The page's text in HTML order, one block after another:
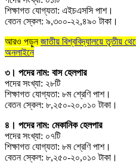
শিক্ষাগত যোগ্যতা: এইচএসসি পাশ।
বেতন স্কেল: ৯,৩০০-২২,৪৯০ টাকা।
আরও পড়ুনজাতীয় বিশ্ববিদ্যালয়ে তৃতীয়
অনলাইনে
৩। পদের নাম: বাস হেলপার
পদের সংখ্যা: ২৮টি
শিক্ষাগত যোগ্যতা: ৮ম শ্রেণি পাশ।
বেতন স্কেল: ৮,২৫০-২০,০১০ টাকা।
৪। পদের নাম: মেকানিক হেলপার
পদের সংখ্যা: ০৭টি
শিক্ষাগত যোগ্যতা: ৮ম শ্রেণি পাশ।
বেতন স্কেল: ৮,২৫০-২০,০১০ টাকা।